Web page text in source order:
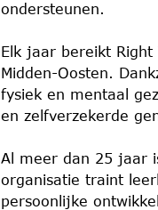
ondersteunen.
Elk jaar bereikt
Midden-Oosten.
fysiek en mentaal
en zelfverzekerde
Al meer dan 25 jaar
organisatie traint
persoonlijke